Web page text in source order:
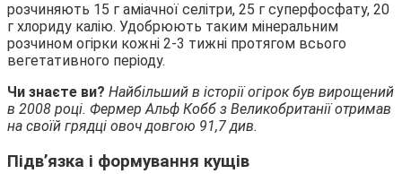
розчиняють 15 г аміачної селітри, 25 г суперфосфату, 20
г хлориду калію. Удобрюють таким мінеральним
розчином огірки кожні 2-3 тижні протягом всього
вегетативного періоду.
Чи знаєте ви? Найбільший в історії огірок був вирощений
в 2008 році. Фермер Альф Кобб з Великобританії отримав
на своїй грядці овоч довгою 91,7 див.
Підв’язка і формування кущів